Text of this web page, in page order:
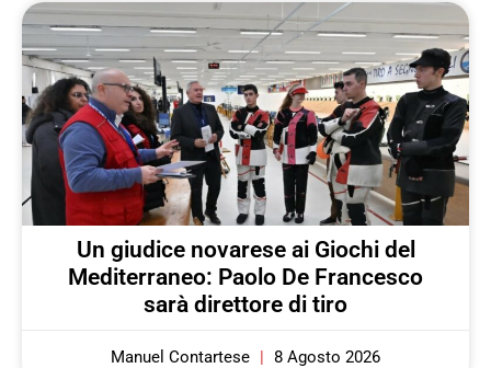
Un giudice novarese ai Giochi del
Mediterraneo: Paolo De Francesco
sarà direttore di tiro
Manuel Contartese 8 Agosto 2026